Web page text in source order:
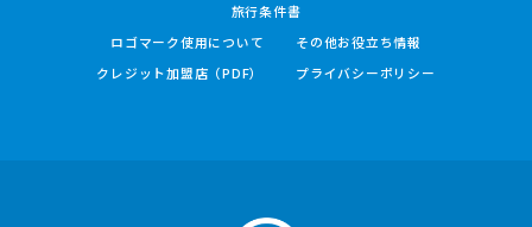
旅行条件書
ロゴマーク使用について
その他お役立ち情報
クレジット加盟店（PDF）
プライバシーポリシー